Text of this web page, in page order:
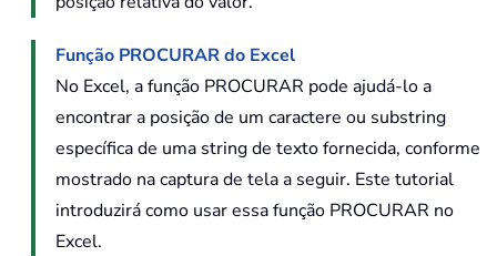
Função PROCURAR do Excel
No Excel, a função PROCURAR pode ajudá-lo a
encontrar a posição de um caractere ou substring
específica de uma string de texto fornecida, conforme
mostrado na captura de tela a seguir. Este tutorial
introduzirá como usar essa função PROCURAR no
Excel.